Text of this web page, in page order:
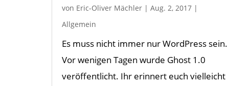
von Eric-Oliver Mächler| Aug. 2, 2017|
Allgemein
Es muss nicht immer nur WordPress sein.
Vor wenigen Tagen wurde Ghost 1.0
veröffentlicht. Ihr erinnert euch vielleicht